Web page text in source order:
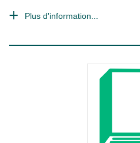
Plus d'information...